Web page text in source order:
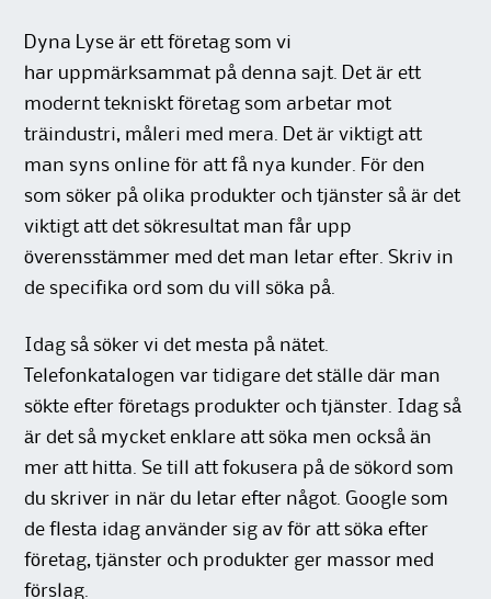
Dyna Lyse är ett företag som vi
har uppmärksammat på denna sajt. Det är ett
modernt tekniskt företag som arbetar mot
träindustri, måleri med mera. Det är viktigt att
man syns online för att få nya kunder. För den
som söker på olika produkter och tjänster så är det
viktigt att det sökresultat man får upp
överensstämmer med det man letar efter. Skriv in
de specifika ord som du vill söka på.
Idag så söker vi det mesta på nätet.
Telefonkatalogen var tidigare det ställe där man
sökte efter företags produkter och tjänster. Idag så
är det så mycket enklare att söka men också än
mer att hitta. Se till att fokusera på de sökord som
du skriver in när du letar efter något. Google som
de flesta idag använder sig av för att söka efter
företag, tjänster och produkter ger massor med
förslag.